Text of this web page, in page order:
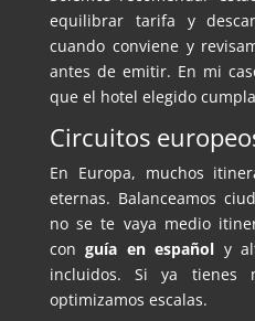
equilibrar tarifa y
cuando conviene y
antes de emitir. En mi
que el hotel elegido
Circuitos
En Europa, muchos
eternas. Balanceamos
no se te vaya medio
conguía en español y
incluidos. Si ya tienes
optimizamos escalas.